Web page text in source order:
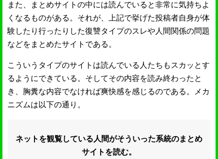
また、まとめサイトの中には読んでいると非常に気持ちよ
くなるものがある。それが、上記で挙げた投稿者自身が体
験したり行ったりした復讐タイプのスレや人間関係の問題
などをまとめたサイトである。
こういうタイプのサイトは読んでいる人たちもスカッとす
るようにできている。そしてその内容を読み終わったと
き、胸糞な内容でなければ爽快感を感じるのである。メカ
ニズムは以下の通り。
ネットを観覧している人間がそういった系統のまとめ
サイトを読む。